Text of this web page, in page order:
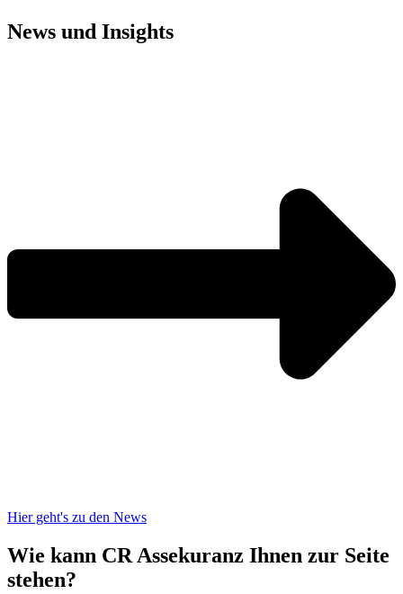
News und Insights
Hier geht's zu den News
Wie kann CR Assekuranz Ihnen zur Seite
stehen?